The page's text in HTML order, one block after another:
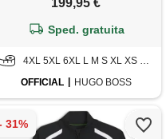
199,95 €
Sped. gratuita
4XL 5XL 6XL L M S XL XS XXL XXXL
OFFICIAL
HUGO BOSS